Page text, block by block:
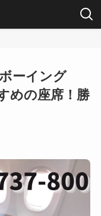
ーイング
めの座席！勝